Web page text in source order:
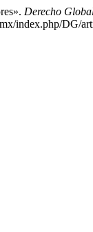
Derecho
index.php/DG/